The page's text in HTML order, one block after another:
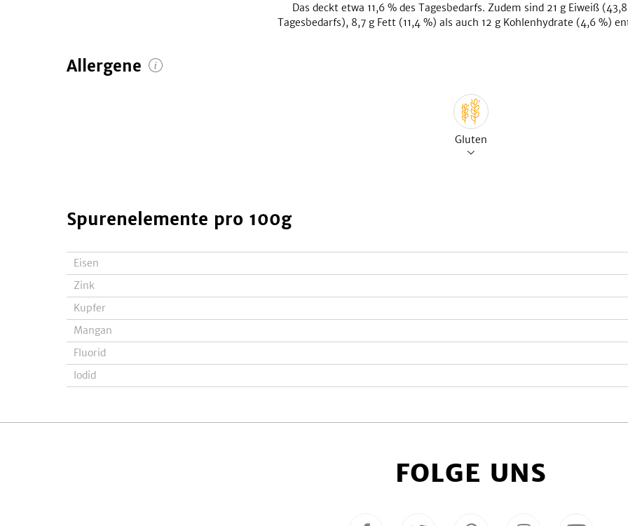
Das deckt etwa 11,6% des Tagesbedarfs. Zudem sind 21 g Eiweiß (43,8
Tagesbedarfs), 8,7 g Fett (11,4 %) als auch 12 g Kohlenhydrate (4,6 %)
Allergene
Gluten
Spurenelemente pro 100g
Eisen
Zink
Kupfer
Mangan
Fluorid
Iodid
FOLGE UNS